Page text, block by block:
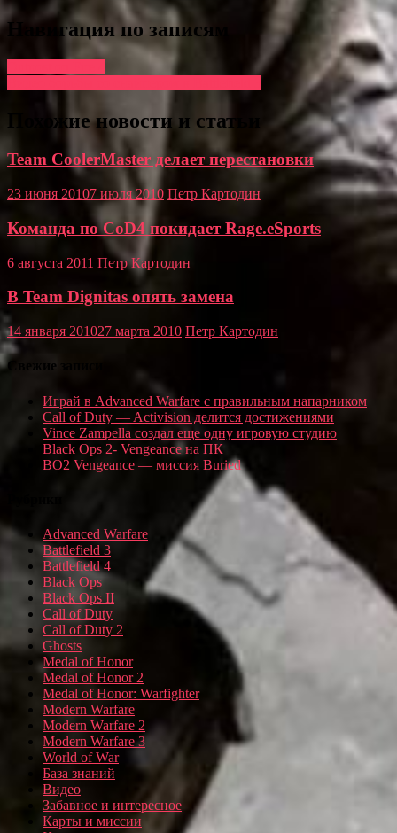
Навигация по записям
Похожие новости и статьи
Team CoolerMaster делает перестановки
23 июня 20107 июля 2010 Петр Картодин
Команда по CoD4 покидает Rage.eSports
6 августа 2011 Петр Картодин
В Team Dignitas опять замена
14 января 201027 марта 2010 Петр Картодин
Свежие записи
Играй в Advanced Warfare с правильным напарником
Call of Duty — Activision делится достижениями
Vince Zampella создал еще одну игровую студию
Black Ops 2- Vengeance на ПК
BO2 Vengeance — миссия Buried
Advanced Warfare
Battlefield 3
Battlefield 4
Black Ops
Black Ops II
Call of Duty
Call of Duty 2
Ghosts
Medal of Honor
Medal of Honor 2
Medal of Honor: Warfighter
Modern Warfare
Modern Warfare 2
Modern Warfare 3
World of War
База знаний
Видео
Забавное и интересное
Карты и миссии